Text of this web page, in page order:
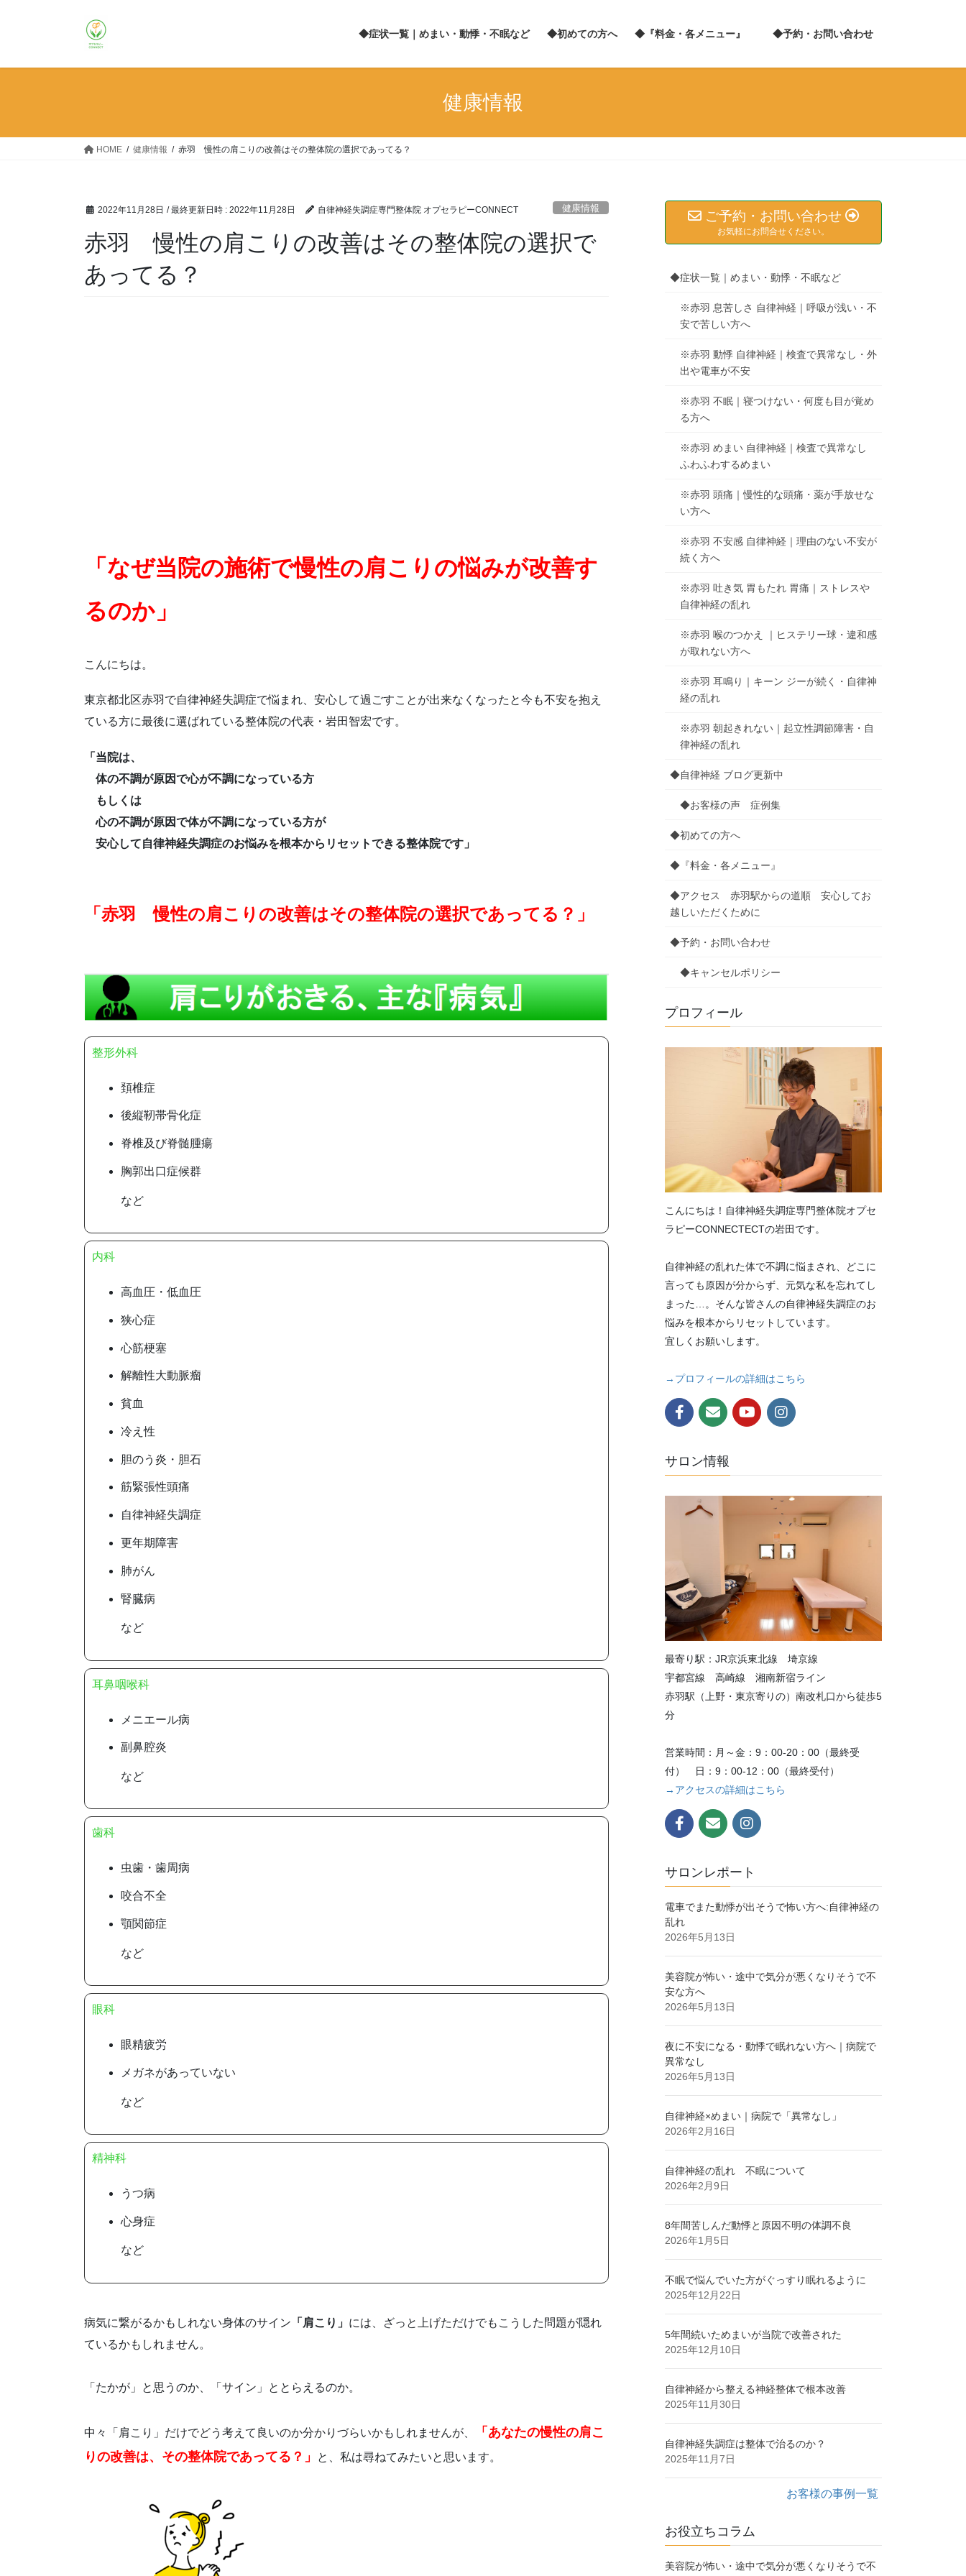
◆症状一覧｜めまい・動悸・不眠など ◆初めての方へ ◆『料金・各メニュー』 ◆予約・お問い合わせ
健康情報
HOME 健康情報 赤羽 慢性の肩こりの改善はその整体院の選択であってる？
2022年11月28日 / 最終更新日時 : 2022年11月28日 自律神経失調症専門整体院 オプセラピーCONNECT 健康情報
赤羽 慢性の肩こりの改善はその整体院の選択で
あってる？
「なぜ当院の施術で慢性の肩こりの悩みが改善す
るのか」
こんにちは。
東京都北区赤羽で自律神経失調症で悩まれ、安心して過ごすことが出来なくなったと今も不安を抱え
ている方に最後に選ばれている整体院の代表・岩田智宏です。
「当院は、
体の不調が原因で心が不調になっている方
もしくは
心の不調が原因で体が不調になっている方が
安心して自律神経失調症のお悩みを根本からリセットできる整体院です」
「赤羽 慢性の肩こりの改善はその整体院の選択であってる？」
整形外科
頚椎症
後縦靭帯骨化症
脊椎及び脊髄腫瘍
胸郭出口症候群
など
内科
高血圧・低血圧
狭心症
心筋梗塞
解離性大動脈瘤
貧血
冷え性
胆のう炎・胆石
筋緊張性頭痛
自律神経失調症
更年期障害
肺がん
腎臓病
など
耳鼻咽喉科
メニエール病
副鼻腔炎
など
歯科
虫歯・歯周病
咬合不全
顎関節症
など
眼科
眼精疲労
メガネがあっていない
など
精神科
うつ病
心身症
など
病気に繋がるかもしれない身体のサイン 「肩こり」 には、ざっと上げただけでもこうした問題が隠れ
ているかもしれません。
「たかが」と思うのか、「サイン」ととらえるのか。
中々「肩こり」だけでどう考えて良いのか分かりづらいかもしれませんが、
「あなたの慢性の肩こ
りの改善は、その整体院であってる？」
と、私は尋ねてみたいと思います。
ご予約・お問い合わせ
お気軽にお問合せください。
◆症状一覧｜めまい・動悸・不眠など
※赤羽 息苦しさ 自律神経｜呼吸が浅い・不
安で苦しい方へ
※赤羽 動悸 自律神経｜検査で異常なし・外
出や電車が不安
※赤羽 不眠｜寝つけない・何度も目が覚め
る方へ
※赤羽 めまい 自律神経｜検査で異常なし
ふわふわするめまい
※赤羽 頭痛｜慢性的な頭痛・薬が手放せな
い方へ
※赤羽 不安感 自律神経｜理由のない不安が
続く方へ
※赤羽 吐き気 胃もたれ 胃痛｜ストレスや
自律神経の乱れ
※赤羽 喉のつかえ ｜ヒステリー球・違和感
が取れない方へ
※赤羽 耳鳴り｜キーン ジーが続く・自律神
経の乱れ
※赤羽 朝起きれない｜起立性調節障害・自
律神経の乱れ
◆自律神経 ブログ更新中
◆お客様の声 症例集
◆初めての方へ
◆『料金・各メニュー』
◆アクセス 赤羽駅からの道順 安心してお
越しいただくために
◆予約・お問い合わせ
◆キャンセルポリシー
プロフィール
こんにちは！自律神経失調症専門整体院オプセ
ラピーCONNECTECTの岩田です。
自律神経の乱れた体で不調に悩まされ、どこに
言っても原因が分からず、元気な私を忘れてし
まった…。そんな皆さんの自律神経失調症のお
悩みを根本からリセットしています。
宜しくお願いします。
→プロフィールの詳細はこちら
サロン情報
最寄り駅：JR京浜東北線 埼京線
宇都宮線 高崎線 湘南新宿ライン
赤羽駅（上野・東京寄りの）南改札口から徒歩5
分
営業時間：月～金：9：00-20：00（最終受
付） 日：9：00-12：00（最終受付）
→アクセスの詳細はこちら
サロンレポート
電車でまた動悸が出そうで怖い方へ:自律神経の
乱れ
2026年5月13日
美容院が怖い・途中で気分が悪くなりそうで不
安な方へ
2026年5月13日
夜に不安になる・動悸で眠れない方へ｜病院で
異常なし
2026年5月13日
自律神経×めまい｜病院で「異常なし」
2026年2月16日
自律神経の乱れ 不眠について
2026年2月9日
8年間苦しんだ動悸と原因不明の体調不良
2026年1月5日
不眠で悩んでいた方がぐっすり眠れるように
2025年12月22日
5年間続いためまいが当院で改善された
2025年12月10日
自律神経から整える神経整体で根本改善
2025年11月30日
自律神経失調症は整体で治るのか？
2025年11月7日
お客様の事例一覧
お役立ちコラム
美容院が怖い・途中で気分が悪くなりそうで不